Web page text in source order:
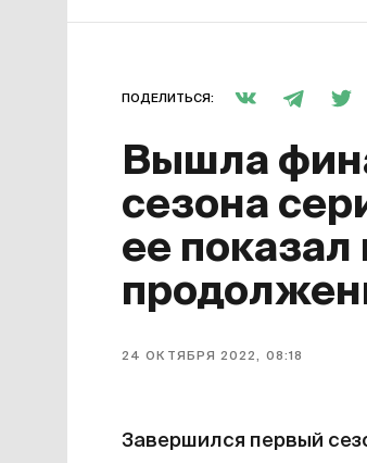
ПОДЕЛИТЬСЯ:
Вышла
сезона
ее показал
24 ОКТЯБРЯ 2022, 08:18
Завершился первый